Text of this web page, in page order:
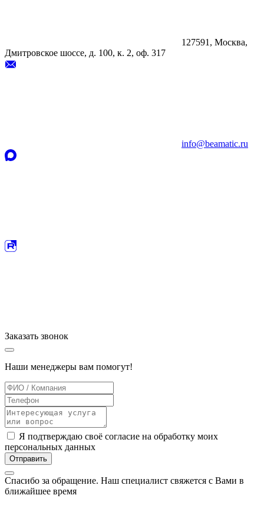
127591, Москва,
Дмитровское шоссе, д. 100, к. 2, оф. 317
info@beamatic.ru
Заказать звонок
Наши менеджеры вам помогут!
Я подтверждаю своё согласие на обработку моих
персональных данных
Отправить
Спасибо за обращение. Наш специалист свяжется с Вами в
ближайшее время